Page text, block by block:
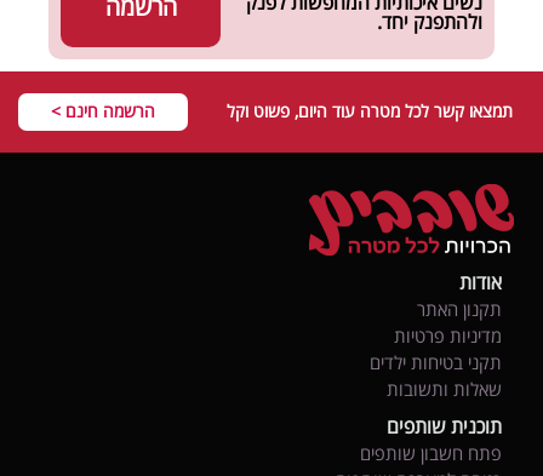
הרשמה
ולהתפנק יחד.
תמצאו קשר לכל מטרה עוד היום, פשוט וקל הרשמה חינם >
אודות
תקנון האתר
מדיניות פרטיות
תקני בטיחות ילדים
שאלות ותשובות
תוכנית שותפים
פתח חשבון שותפים